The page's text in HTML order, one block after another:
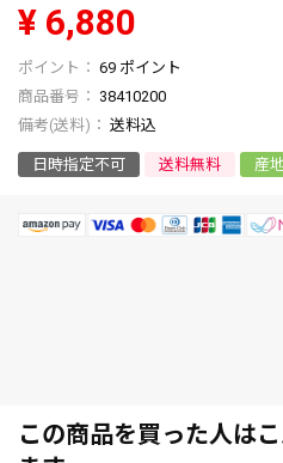
¥ 6,880
69 ポイント
商品番号
38410200
送料込
日時指定不可 送料無料 産
この商品を買った人は